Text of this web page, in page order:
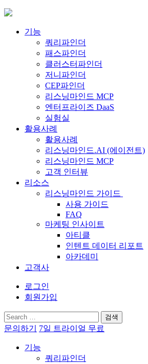
Skip
content기능
쿼리파인더
패스파인더
클러스터파인더
저니파인더
CEP파인더
리스닝마인드 MCP
엔터프라이즈 DaaS
실험실
활용사례
활용사례
리스닝마인드.AI (에이전트)
리스닝마인드 MCP
고객 인터뷰
리소스
리스닝마인드 가이드
사용 가이드
FAQ
마케팅 인사이트
아티클
인텐트 데이터 리포트
아카데미
고객사
로그인
회원가입
검
색:
문의하기 7일 트라이얼 무료
기능
쿼리파인더